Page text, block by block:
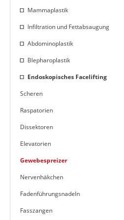
Mammaplastik
Infiltration und Fettabsaugung
Abdominoplastik
Blepharoplastik
Endoskopisches Facelifting
Scheren
Raspatorien
Dissektoren
Elevatorien
Gewebespreizer
Nervenhäkchen
Fadenführungsnadeln
Fasszangen